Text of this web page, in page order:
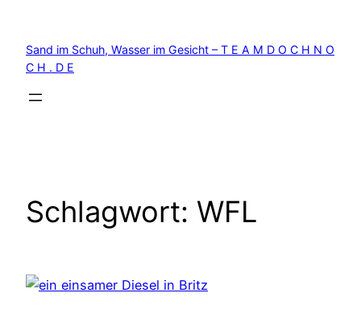
springen
Sand im Schuh, Wasser im Gesicht – T E A M D O C H N O
C H . D E
Schlagwort: WFL